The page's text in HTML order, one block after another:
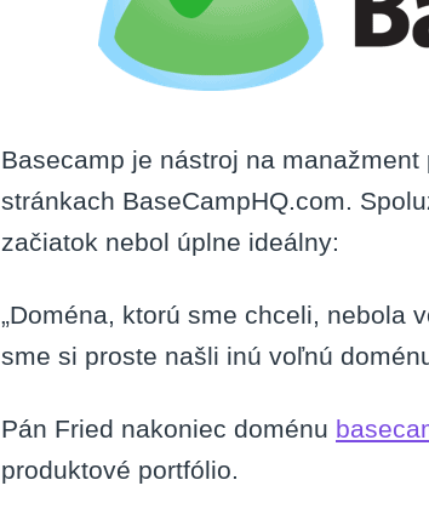
Basecamp je nástroj na
stránkach BaseCampHQ.com.
začiatok nebol úplne ideálny:
„Doména, ktorú sme chceli, nebola
sme si proste našli inú voľnú
Pán Fried nakoniec doménu
produktové portfólio.